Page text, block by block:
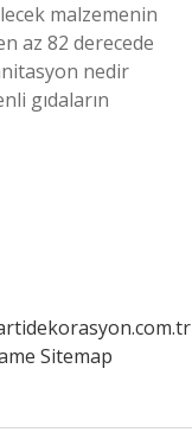
malzemenin
az 82 derecede
nedir
gıdaların
Sitemap